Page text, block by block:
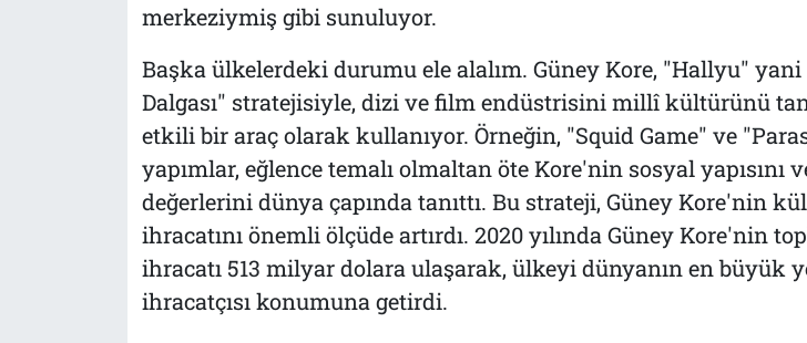
merkeziymiş gibi sunuluyor.
Başka ülkelerdeki durumu ele alalım. Güney Kore, "Hallyu" yani
Dalgası" stratejisiyle, dizi ve film endüstrisini millî kültürünü
etkili bir araç olarak kullanıyor. Örneğin, "Squid Game" ve
yapımlar, eğlence temalı olmaltan öte Kore'nin sosyal yapısını
değerlerini dünya çapında tanıttı. Bu strateji, Güney Kore'nin
ihracatını önemli ölçüde artırdı. 2020 yılında Güney Kore'nin
ihracatı 513 milyar dolara ulaşarak, ülkeyi dünyanın en büyük
ihracatçısı konumuna getirdi.